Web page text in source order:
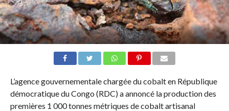
L’agence gouvernementale chargée du cobalt en République
démocratique du Congo (RDC) a annoncé la production des
premières 1 000 tonnes métriques de cobalt artisanal